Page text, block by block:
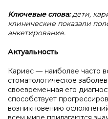
Ключевые слова:дети,
клинические показали
анкетирование.
Актуальность
Кариес — наиболее часто
стоматологическое
своевременная его
способствует
возникновению